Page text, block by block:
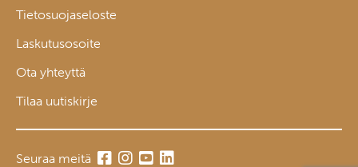
Tietosuojaseloste
Laskutusosoite
Ota yhteyttä
Tilaa uutiskirje
Seuraa meitä